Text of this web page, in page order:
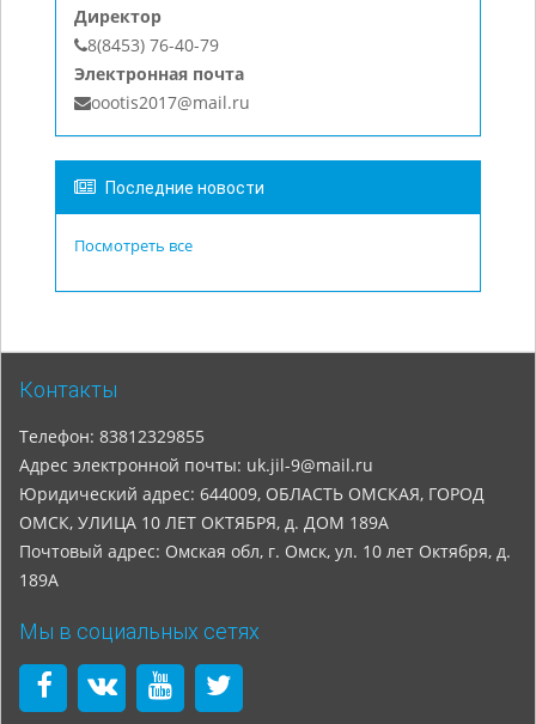
Директор
8(8453) 76-40-79
Электронная почта
oootis2017@mail.ru
Последние новости
Посмотреть все
Контакты
Телефон: 83812329855
Адрес электронной почты: uk.jil-9@mail.ru
Юридический адрес: 644009, ОБЛАСТЬ ОМСКАЯ, ГОРОД
ОМСК, УЛИЦА 10 ЛЕТ ОКТЯБРЯ, д. ДОМ 189А
Почтовый адрес: Омская обл, г. Омск, ул. 10 лет Октября, д.
189А
Мы в социальных сетях